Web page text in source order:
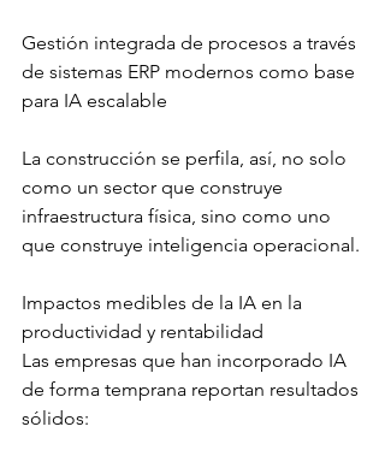
Gestión integrada de procesos a través
de sistemas ERP modernos como base
para IA escalable
La construcción se perfila, así, no solo
como un sector que construye
infraestructura física, sino como uno
que construye inteligencia operacional.
Impactos medibles de la IA en la
productividad y rentabilidad
Las empresas que han incorporado IA
de forma temprana reportan resultados
sólidos: